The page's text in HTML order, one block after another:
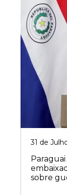
31 de
sobre